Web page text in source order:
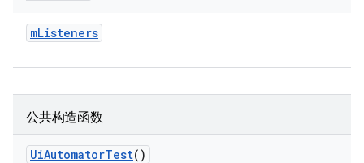
mListeners
公共构造函数
UiAutomatorTest()